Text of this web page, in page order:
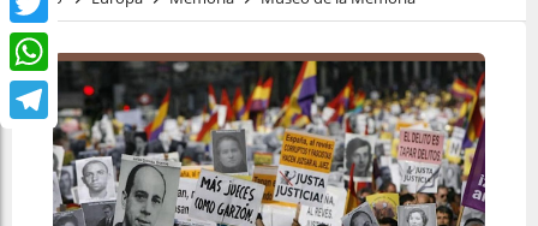
Twitter
WhatsApp
Telegram